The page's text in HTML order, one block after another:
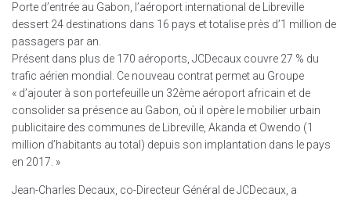
Porte d’entrée au Gabon, l’aéroport international de Libreville
dessert 24 destinations dans 16 pays et totalise près d’1 million de
passagers par an.
Présent dans plus de 170 aéroports, JCDecaux couvre 27 % du
trafic aérien mondial. Ce nouveau contrat permet au Groupe
« d’ajouter à son portefeuille un 32ème aéroport africain et de
consolider sa présence au Gabon, où il opère le mobilier urbain
publicitaire des communes de Libreville, Akanda et Owendo (1
million d’habitants au total) depuis son implantation dans le pays
en 2017. »
Jean-Charles Decaux, co-Directeur Général de JCDecaux, a